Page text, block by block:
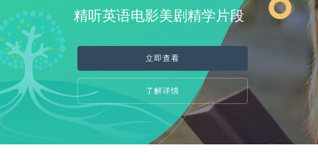
精听英语电影美剧精学片段
立即查看
了解详情